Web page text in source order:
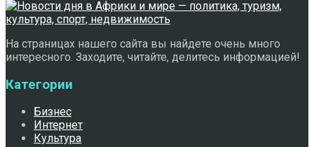
На страницах нашего сайта вы найдете очень много
интересного. Заходите, читайте, делитесь информацией!
Категории
Бизнес
Интернет
Культура